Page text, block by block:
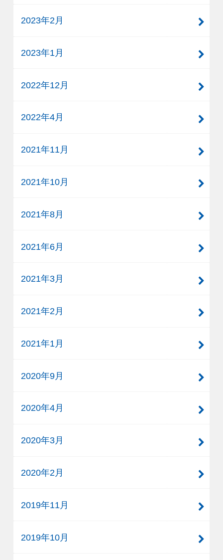
2023年2月
2023年1月
2022年12月
2022年4月
2021年11月
2021年10月
2021年8月
2021年6月
2021年3月
2021年2月
2021年1月
2020年9月
2020年4月
2020年3月
2020年2月
2019年11月
2019年10月